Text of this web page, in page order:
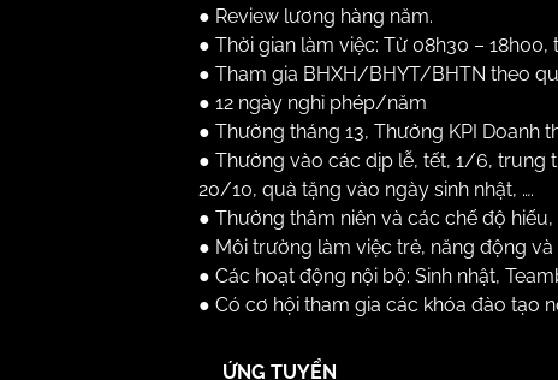
● Review lương hàng năm.
● Thời gian làm việc: Từ 08h30 – 18h00,
● Tham gia BHXH/BHYT/BHTN theo
● 12 ngày nghỉ phép/năm
● Thưởng tháng 13, Thưởng KPI Doanh
● Thưởng vào các dịp lễ, tết, 1/6, trung
20/10, quà tặng vào ngày sinh nhật, ….
● Thưởng thâm niên và các chế độ hiếu,
● Môi trường làm việc trẻ, năng động
● Các hoạt động nội bộ: Sinh nhật,
● Có cơ hội tham gia các khóa đào tạo
ỨNG TUYỂN